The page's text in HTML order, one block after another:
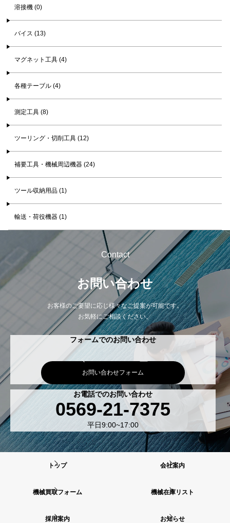
溶接機 (0)
バイス (13)
マグネット工具 (4)
各種テーブル (4)
測定工具 (8)
ツーリング・切削工具 (12)
補要工具・機械周辺機器 (24)
ツール収納用品 (1)
輸送・荷役機器 (1)
Contact
お問い合わせ
お客様のご要望に応じ様々なご提案が可能です。
お気軽にご相談ください。
フォームでのお問い合わせ
お問い合わせフォーム
お電話でのお問い合わせ
0569-21-7375
平日9:00~17:00
トップ 会社案内
機械買取フォーム 機械在庫リスト
採用案内 お知らせ